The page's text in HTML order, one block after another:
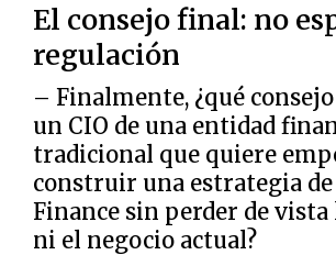
El consejo final: no
regulación
– Finalmente, ¿qué
un CIO de una entidad
tradicional que quiere
construir una estrategia de
Finance sin perder de vista
ni el negocio actual?